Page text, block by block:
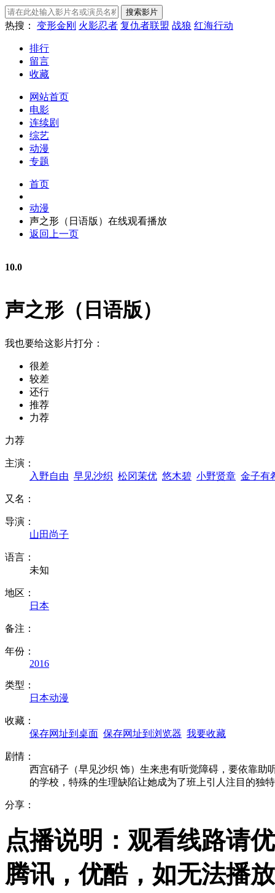
热搜： 变形金刚 火影忍者 复仇者联盟 战狼 红海行动
排行
留言
收藏
网站首页
电影
连续剧
综艺
动漫
专题
首页
动漫
声之形（日语版）在线观看播放
返回上一页
10.0
声之形（日语版）
我也要给这影片打分：
很差
较差
还行
推荐
力荐
力荐
主演：
入野自由 早见沙织 松冈茉优 悠木碧 小野贤章 金子有
又名：
导演：
山田尚子
语言：
未知
地区：
日本
备注：
年份：
2016
类型：
日本动漫
收藏：
保存网址到桌面 保存网址到浏览器 我要收藏
剧情：
西宫硝子（早见沙织 饰）生来患有听觉障碍，要依靠
的学校，特殊的生理缺陷让她成为了班上引人注目的
分享：
点播说明 ：观看线路请
腾讯，优酷， 如无法播